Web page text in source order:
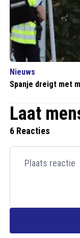
Nieuws
Spanje dreigt met
Laat
6 Reacties